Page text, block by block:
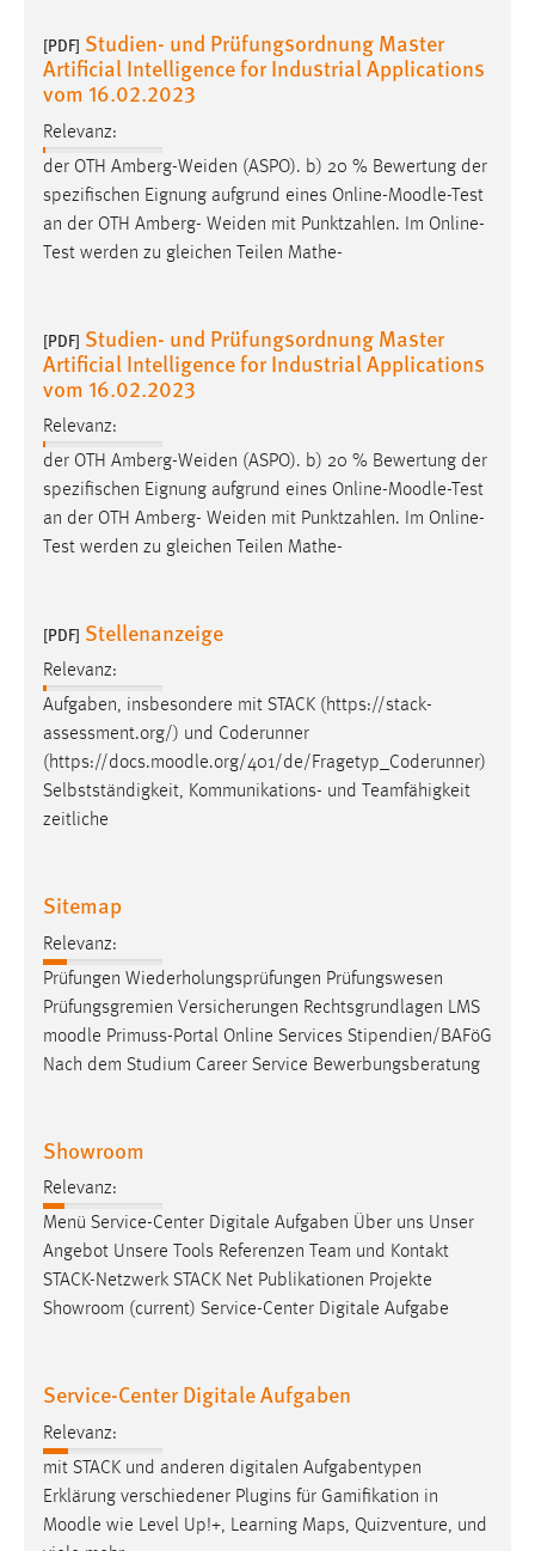
[PDF] Studien- und Prüfungsordnung Master
Artificial Intelligence for Industrial Applications
vom 16.02.2023
Relevanz:
der OTH Amberg-Weiden (ASPO). b) 20 % Bewertung der
spezifischen Eignung aufgrund eines Online-Moodle-Test
an der OTH Amberg- Weiden mit Punktzahlen. Im Online-
Test werden zu gleichen Teilen Mathe-
[PDF] Studien- und Prüfungsordnung Master
Artificial Intelligence for Industrial Applications
vom 16.02.2023
Relevanz:
der OTH Amberg-Weiden (ASPO). b) 20 % Bewertung der
spezifischen Eignung aufgrund eines Online-Moodle-Test
an der OTH Amberg- Weiden mit Punktzahlen. Im Online-
Test werden zu gleichen Teilen Mathe-
[PDF] Stellenanzeige
Relevanz:
Aufgaben, insbesondere mit STACK (https://stack-
assessment.org/) und Coderunner
(https://docs.moodle.org/401/de/Fragetyp_Coderunner)
Selbstständigkeit, Kommunikations- und Teamfähigkeit
zeitliche
Sitemap
Relevanz:
Prüfungen Wiederholungsprüfungen Prüfungswesen
Prüfungsgremien Versicherungen Rechtsgrundlagen LMS
moodle Primuss-Portal Online Services Stipendien/BAFöG
Nach dem Studium Career Service Bewerbungsberatung
Showroom
Relevanz:
Menü Service-Center Digitale Aufgaben Über uns Unser
Angebot Unsere Tools Referenzen Team und Kontakt
STACK-Netzwerk STACK Net Publikationen Projekte
Showroom (current) Service-Center Digitale Aufgabe
Service-Center Digitale Aufgaben
Relevanz:
mit STACK und anderen digitalen Aufgabentypen
Erklärung verschiedener Plugins für Gamifikation in
Moodle wie Level Up!+, Learning Maps, Quizventure, und
Name:
MibewSessionID, MIBEW_UserID, mibew_locale, mibew-
Zweck:
Wird benötigt um die Chatfunktion nutzen zu können.
Cookie Laufzeit:
MibewSessionID, mibew-chat-frame-style-
Login
Name:
fe_user, be_user, be_lastLoginProvider
Zweck:
Dieser Cookie ist notwendig um sich an der Website
einloggen zu können.
24 Stunden
STATISTIK
Statistik Cookies erfassen Informationen anonym.
Diese Informationen helfen uns zu verstehen, wie
unsere Besucher unsere Website nutzen.
Name:
_pk_ref, _pk_cvar, _pk_id, _pk_ses
Zweck:
Zugriffsstatistik
Cookie Laufzeit:
MARKETING
Marketing Cookies werden von Drittanbietern
verwendet, um personalisierte Werbung anzuzeigen.
Sie tun dies, indem sie Besucher über Websites
hinweg verfolgen.
Name:
_gcl_au
Anbieter:
Google Ireland Limited